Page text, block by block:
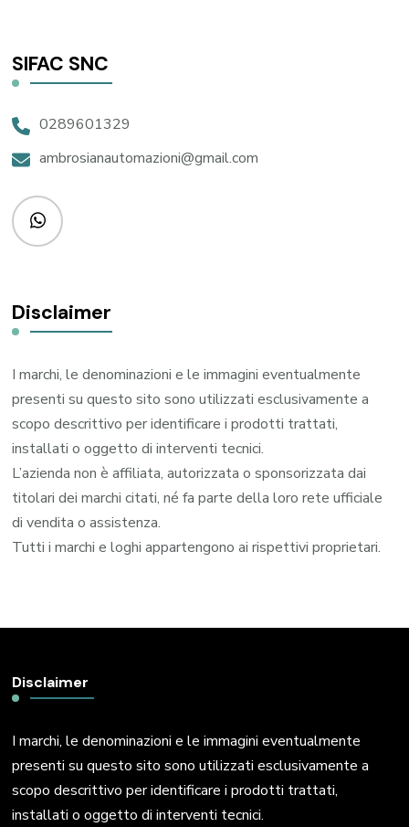
SIFAC SNC
0289601329
ambrosianautomazioni@gmail.com
Disclaimer
I marchi, le denominazioni e le immagini eventualmente
presenti su questo sito sono utilizzati esclusivamente a
scopo descrittivo per identificare i prodotti trattati,
installati o oggetto di interventi tecnici.
L’azienda non è affiliata, autorizzata o sponsorizzata dai
titolari dei marchi citati, né fa parte della loro rete ufficiale
di vendita o assistenza.
Tutti i marchi e loghi appartengono ai rispettivi proprietari.
Disclaimer
I marchi, le denominazioni e le immagini eventualmente
presenti su questo sito sono utilizzati esclusivamente a
scopo descrittivo per identificare i prodotti trattati,
installati o oggetto di interventi tecnici.